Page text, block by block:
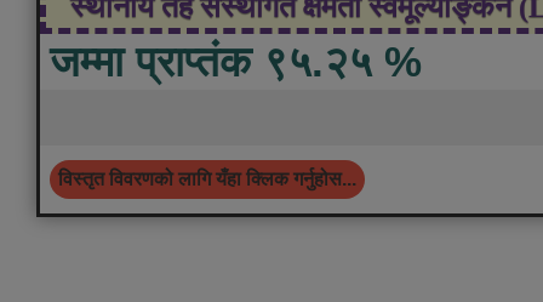
स्थानीय तह संस्थागत क्षमता स्वमूल्याङ्कन
जम्मा प्राप्तंक ९५.२५ %
विस्तृत विवरणको लागि यँहा क्लिक गर्नुहोस...